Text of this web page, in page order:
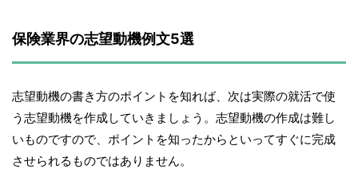
保険業界の志望動機例文5選
志望動機の書き方のポイントを知れば、次は実際の就活で使
う志望動機を作成していきましょう。志望動機の作成は難し
いものですので、ポイントを知ったからといってすぐに完成
させられるものではありません。